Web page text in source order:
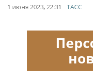
1 июня 2023, 22:31 ТАСС